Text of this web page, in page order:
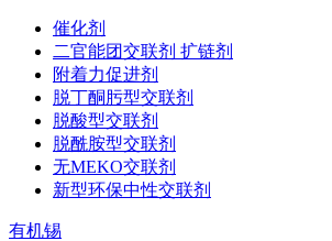
催化剂
二官能团交联剂 扩链剂
附着力促进剂
脱丁酮肟型交联剂
脱酸型交联剂
脱酰胺型交联剂
无MEKO交联剂
新型环保中性交联剂
有机锡